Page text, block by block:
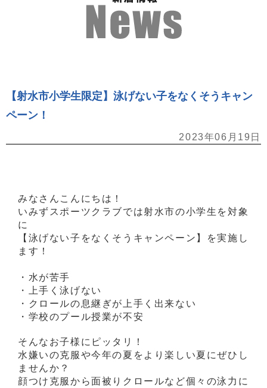
【射水市小学生限定】泳げない子をなくそうキャン
ペーン！
2023年06月19日
みなさんこんにちは！
いみずスポーツクラブでは射水市の小学生を対象
に
【泳げない子をなくそうキャンペーン】を実施し
ます！
・水が苦手
・上手く泳げない
・クロールの息継ぎが上手く出来ない
・学校のプール授業が不安
そんなお子様にピッタリ！
水嫌いの克服や今年の夏をより楽しい夏にぜひし
ませんか？
顔つけ克服から面被りクロールなど個々の泳力に